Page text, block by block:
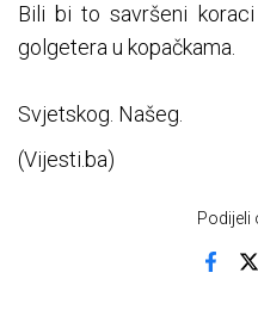
Bili bi to savršeni
golgetera u kopačkama.
Svjetskog. Našeg.
(Vijesti.ba)
Podijeli